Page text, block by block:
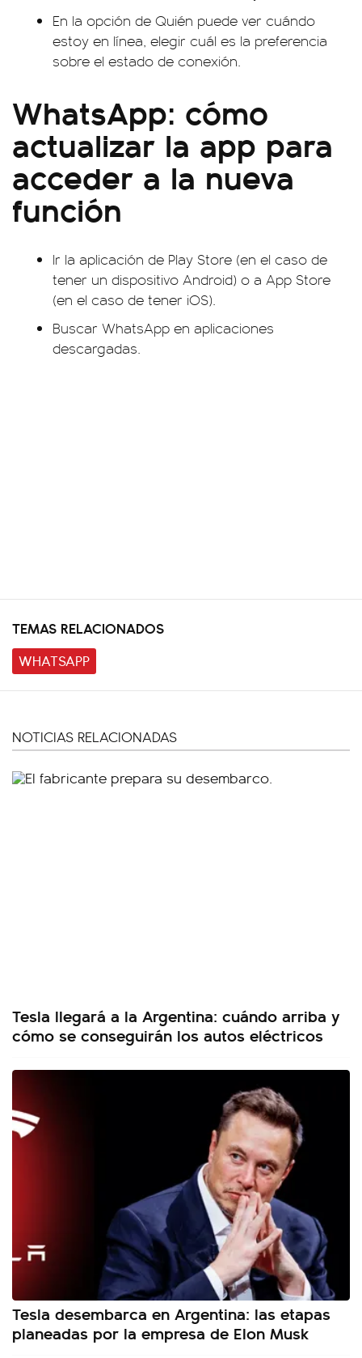
En la opción de Quién puede ver cuándo
estoy en línea, elegir cuál es la preferencia
sobre el estado de conexión.
WhatsApp: cómo
actualizar la app para
acceder a la nueva
función
Ir la aplicación de Play Store (en el caso de
tener un dispositivo Android) o a App Store
(en el caso de tener iOS).
Buscar WhatsApp en aplicaciones
descargadas.
TEMAS RELACIONADOS
WHATSAPP
NOTICIAS RELACIONADAS
Tesla llegará a la Argentina: cuándo arriba y
cómo se conseguirán los autos eléctricos
Tesla desembarca en Argentina: las etapas
planeadas por la empresa de Elon Musk